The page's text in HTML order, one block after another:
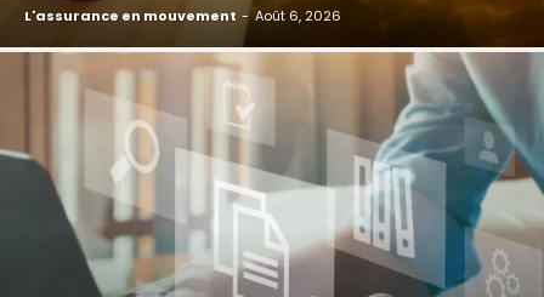
L'assurance en mouvement - Août 6, 2026